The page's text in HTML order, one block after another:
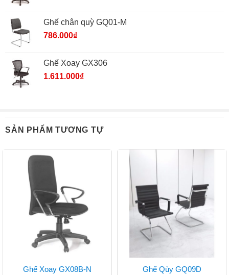
Ghế chân quỳ GQ01-M
786.000₫
Ghế Xoay GX306
1.611.000₫
SẢN PHẨM TƯƠNG TỰ
Ghế Xoay GX08B-N Ghế Qùy GQ09D